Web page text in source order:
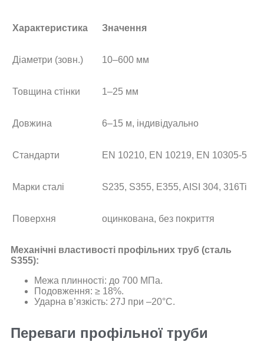
Характеристика Значення
Діаметри (зовн.) 10–600 мм
Товщина стінки 1–25 мм
Довжина 6–15 м, індивідуально
Стандарти EN 10210, EN 10219, EN 10305-5
Марки сталі S235, S355, E355, AISI 304, 316Ti
Поверхня оцинкована, без покриття
Механічні властивості профільних труб (сталь
S355):
Межа плинності: до 700 МПа.
Подовження: ≥ 18%.
Ударна в’язкість: 27J при –20°C.
Переваги профільної труби